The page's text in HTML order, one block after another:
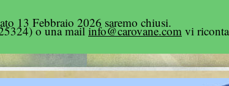
13 Febbraio 2026 saremo chiusi.
o una mailinfo@carovane.com vi